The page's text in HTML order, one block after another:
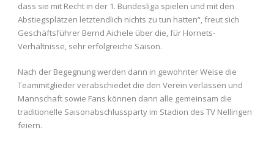
dass sie mit Recht in der 1. Bundesliga spielen und mit den
Abstiegsplätzen letztendlich nichts zu tun hatten“, freut sich
Geschäftsführer Bernd Aichele über die, für Hornets-
Verhältnisse, sehr erfolgreiche Saison.
Nach der Begegnung werden dann in gewohnter Weise die
Teammitglieder verabschiedet die den Verein verlassen und
Mannschaft sowie Fans können dann alle gemeinsam die
traditionelle Saisonabschlussparty im Stadion des TV Nellingen
feiern.